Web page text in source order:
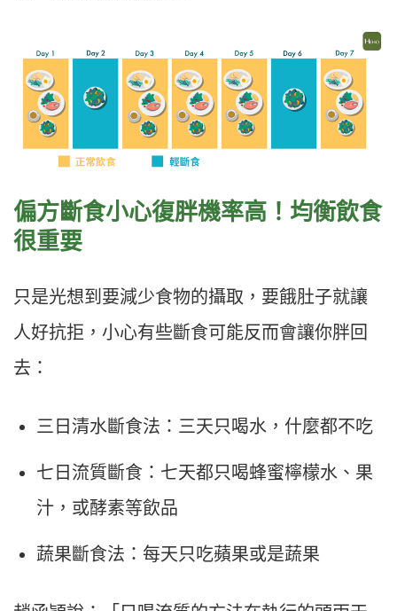
偏方斷食小心復胖機率高！均衡飲食
很重要
只是光想到要減少食物的攝取，要餓肚子就讓
人好抗拒，小心有些斷食可能反而會讓你胖回
去：
三日清水斷食法：三天只喝水，什麼都不吃
七日流質斷食：七天都只喝蜂蜜檸檬水、果
汁，或酵素等飲品
蔬果斷食法：每天只吃蘋果或是蔬果